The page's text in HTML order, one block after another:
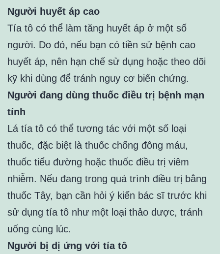
Người huyết áp cao
Tía tô có thể làm tăng huyết áp ở một số
người. Do đó, nếu bạn có tiền sử bệnh cao
huyết áp, nên hạn chế sử dụng hoặc theo dõi
kỹ khi dùng để tránh nguy cơ biến chứng.
Người đang dùng thuốc điều trị bệnh mạn
tính
Lá tía tô có thể tương tác với một số loại
thuốc, đặc biệt là thuốc chống đông máu,
thuốc tiểu đường hoặc thuốc điều trị viêm
nhiễm. Nếu đang trong quá trình điều trị bằng
thuốc Tây, bạn cần hỏi ý kiến bác sĩ trước khi
sử dụng tía tô như một loại thảo dược, tránh
uống cùng lúc.
Người bị dị ứng với tía tô